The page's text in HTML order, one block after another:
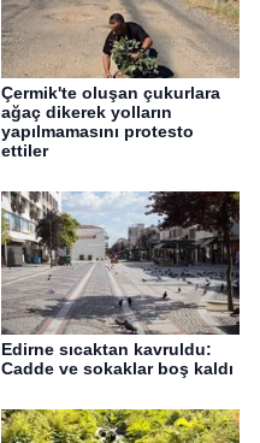
Çermik'te oluşan çukurlara
ağaç dikerek yolların
yapılmamasını protesto
ettiler
Edirne sıcaktan kavruldu:
Cadde ve sokaklar boş kaldı